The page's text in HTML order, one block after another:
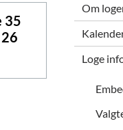
35
Om
Loge